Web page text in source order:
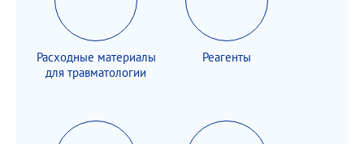
Расходные материалы
для травматологии
Реагенты